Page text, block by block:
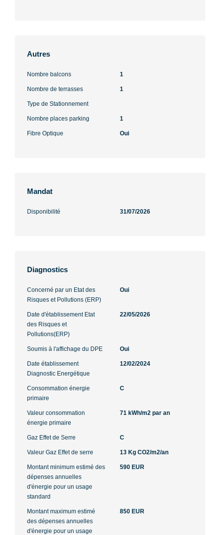
Autres
Nombre balcons 1
Nombre de terrasses 1
Type de Stationnement
Nombre places parking 1
Fibre Optique Oui
Mandat
Disponibilité 31/07/2026
Diagnostics
Concerné par un Etat des
Risques et Pollutions (ERP)
Oui
Date d'établissement Etat
des Risques et
Pollutions(ERP)
22/05/2026
Soumis à l'affichage du DPE Oui
Date établissement
Diagnostic Energétique
12/02/2024
Consommation énergie
primaire
C
Valeur consommation
énergie primaire
71 kWh/m2 par an
Gaz Effet de Serre C
Valeur Gaz Effet de serre 13 Kg CO2/m2/an
Montant minimum estimé des
dépenses annuelles
d'énergie pour un usage
standard
590 EUR
Montant maximum estimé
des dépenses annuelles
d'énergie pour un usage
850 EUR